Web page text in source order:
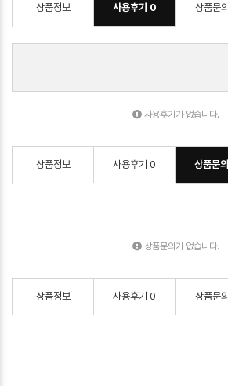
상품정보 사용후기 0 상품문의
사용후기가 없습니다.
상품정보 사용후기 0 상품문의
상품문의가 없습니다.
상품정보 사용후기 0 상품문의